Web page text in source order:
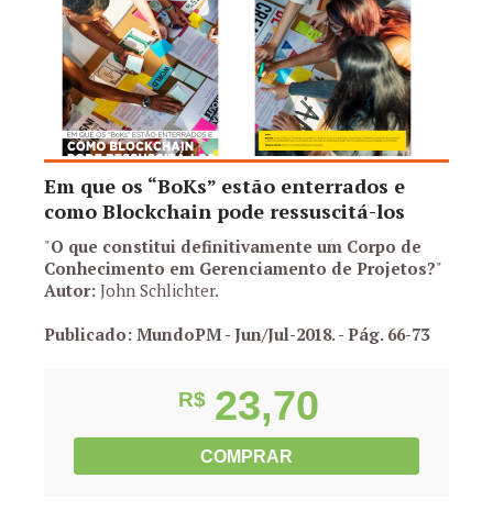
Em que os “BoKs” estão enterrados e
como Blockchain pode ressuscitá-los
"O que constitui definitivamente um Corpo de
Conhecimento em Gerenciamento de Projetos?"
Autor: John Schlichter.
Publicado: MundoPM - Jun/Jul-2018.- Pág. 66-73
R$ 23,70
COMPRAR